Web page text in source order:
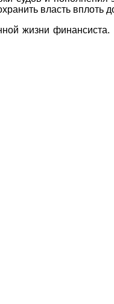
власть вплоть
жизни